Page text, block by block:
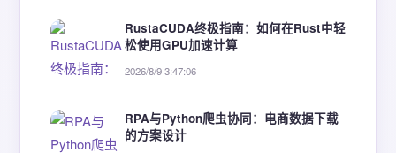
RustaCUDA终极指南：如何在Rust中轻
松使用GPU加速计算
2026/8/9 3:47:06
RPA与Python爬虫协同：电商数据下载
的方案设计